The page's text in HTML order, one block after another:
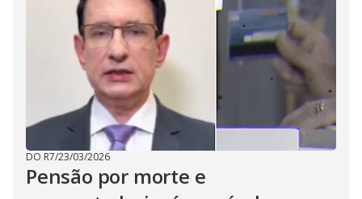
DO R7/23/03/2026
Pensão por morte e